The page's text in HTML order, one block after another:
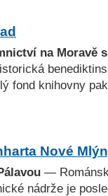
na Moravě
fond knihovny
Nové
—
nádrže je